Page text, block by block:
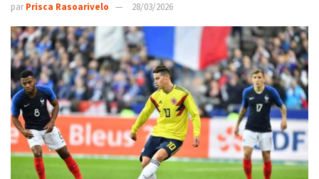
par Prisca Rasoarivelo 28/03/2026